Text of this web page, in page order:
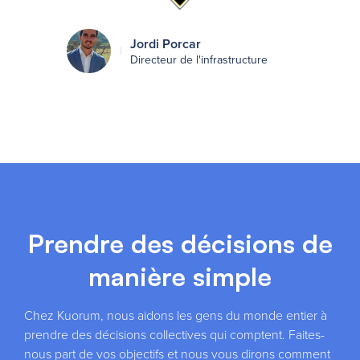
Jordi Porcar
Directeur de l'infrastructure
Prendre des décisions de
manière simple
Chez Kuorum, nous aidons les gens du monde entier à
prendre des décisions collectives qui comptent. Faites-
nous part de vos objectifs et nous vous dirons comment